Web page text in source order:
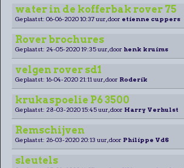
water in de kofferbak rover 75
Geplaatst: 06-06-2020 10:37 uur, door etienne cuppers
Rover brochures
Geplaatst: 24-05-2020 19:35 uur, door henk kruims
velgen rover sd1
Geplaatst: 16-04-2020 21:11 uur, door Roderik
krukaspoelie P6 3500
Geplaatst: 28-03-2020 15:45 uur, door Harry Verhulst
Remschijven
Geplaatst: 26-03-2020 20:13 uur, door Philippe VdS
sleutels